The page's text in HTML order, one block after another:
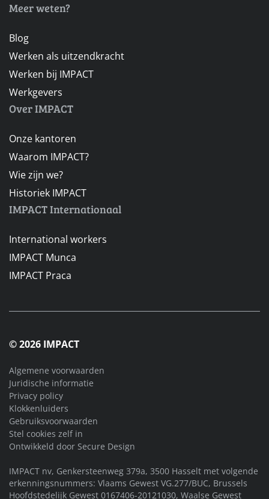
Meer weten?
Blog
Werken als uitzendkracht
Werken bij IMPACT
Werkgevers
Over IMPACT
Onze kantoren
Waarom IMPACT?
Wie zijn we?
Historiek IMPACT
IMPACT Internationaal
International workers
IMPACT Munca
IMPACT Praca
© 2026 IMPACT
Algemene voorwaarden
Juridische informatie
Privacy policy
Klokkenluiders
Gebruiksvoorwaarden
Stel cookies zelf in
Ontwikkeld door Secure Design
IMPACT nv, Genkersteenweg 379a, 3500 Hasselt met volgende
erkenningsnummers: Vlaams Gewest VG.277/BUC, Brussels
Hoofdstedelijk Gewest 0167406-20121030, Waalse Gewest